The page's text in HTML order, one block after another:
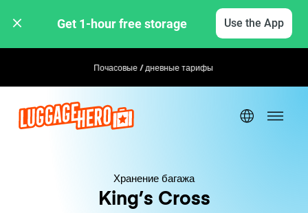
Get 1-hour free storage Use the App
Почасовые / дневные тарифы Гибкое бронирование
Хранение багажа
King’s Cross